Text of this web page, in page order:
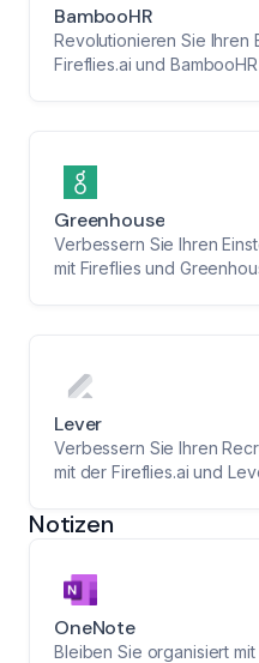
BambooHR
Revolutionieren Sie Ihren
Fireflies.ai und BambooHR
Greenhouse
Verbessern Sie Ihren
mit Fireflies und
Lever
Verbessern Sie Ihren
mit der Fireflies.ai und
Notizen
OneNote
Bleiben Sie organisiert